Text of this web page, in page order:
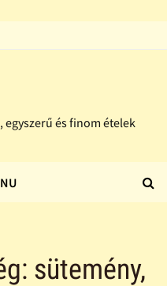
egyszerű és finom ételek
sütemény,